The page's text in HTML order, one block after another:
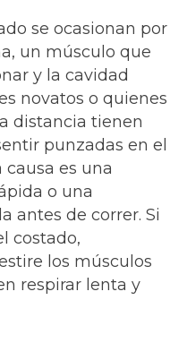
se ocasionan por
un músculo que
y la cavidad
novatos o quienes
distancia tienen
punzadas en el
causa es una
o una
antes de correr. Si
costado,
los músculos
respirar lenta y